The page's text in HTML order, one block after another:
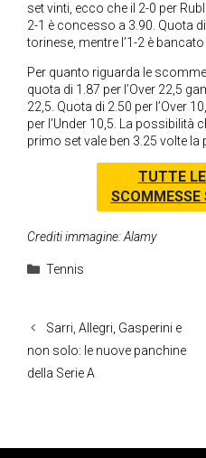
set vinti, ecco che il 2-0 per
2-1 è concesso a 3.90. Quota
torinese, mentre l’1-2 è bancato
Per quanto riguarda le
quota di 1.87 per l’Over 22,5
22,5. Quota di 2.50 per l’Over
per l’Under 10,5. La possibilità
primo set vale ben 3.25 volte la
TUTTE
SCOMMESSE
Crediti immagine: Alamy
Categorie
Tennis
Sarri, Allegri, Gasperini e
non solo: le nuove panchine
della Serie A